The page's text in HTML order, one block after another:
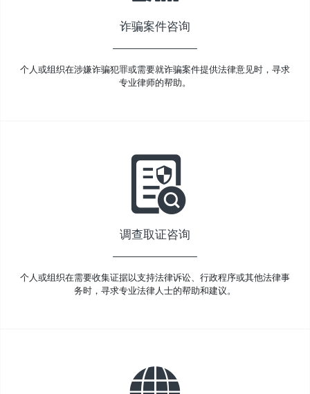
诈骗案件咨询
个人或组织在涉嫌诈骗犯罪或需要就诈骗案件提供法律意见时，寻求
专业律师的帮助。
调查取证咨询
个人或组织在需要收集证据以支持法律诉讼、行政程序或其他法律事
务时，寻求专业法律人士的帮助和建议。